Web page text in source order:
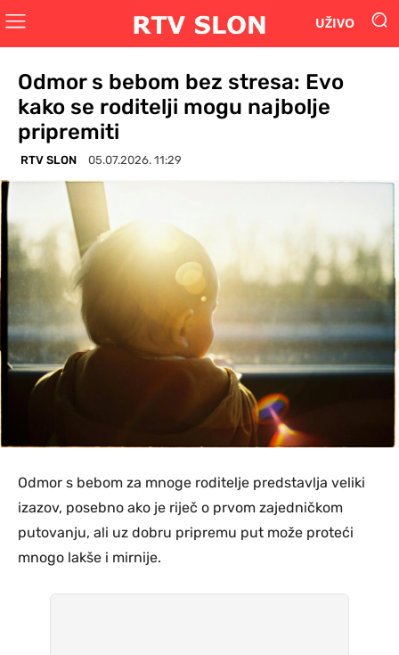
UŽIVO
Odmor s bebom bez stresa: Evo
kako se roditelji mogu najbolje
pripremiti
RTV SLON 05.07.2026. 11:29
Odmor s bebom za mnoge roditelje predstavlja veliki
izazov, posebno ako je riječ o prvom zajedničkom
putovanju, ali uz dobru pripremu put može proteći
mnogo lakše i mirnije.